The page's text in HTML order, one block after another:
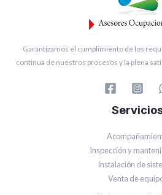
Garantizamos el cumplimiento de los
continua de nuestros procesos y la plena
Inspección y
Instalación de
Venta de